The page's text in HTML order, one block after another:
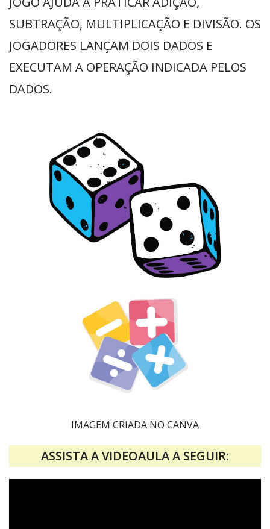
SUBTRAÇÃO, MULTIPLICAÇÃO E DIVISÃO. OS
JOGADORES LANÇAM DOIS DADOS E
EXECUTAM A OPERAÇÃO INDICADA PELOS
DADOS.
IMAGEM CRIADA NO CANVA
ASSISTA A VIDEOAULA A SEGUIR: